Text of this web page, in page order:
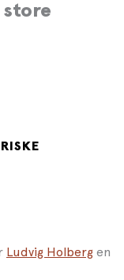
Ludvig Holberg en